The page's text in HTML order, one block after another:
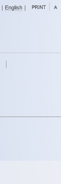
｜ English ｜